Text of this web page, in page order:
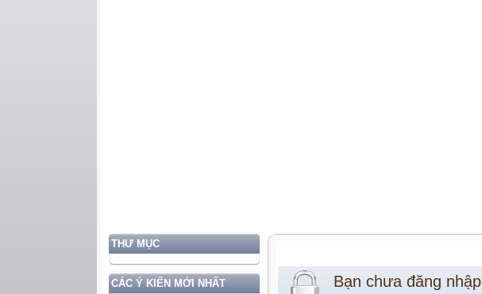
THƯ MỤC
CÁC Ý KIẾN MỚI NHẤT Bạn chưa đăng nhập